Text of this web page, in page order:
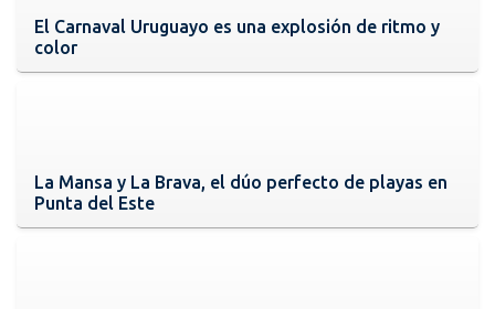
El Carnaval Uruguayo es una explosión de ritmo y
color
La Mansa y La Brava, el dúo perfecto de playas en
Punta del Este